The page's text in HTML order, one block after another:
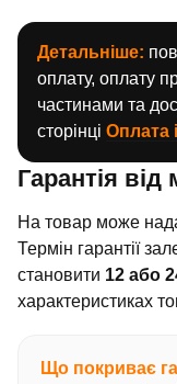
Детальніше:
оплату, оплату
частинами та
сторінці Оплата
Гарантія від
На товар може
Термін гарантії
становити 12 або
характеристиках
Що покриває